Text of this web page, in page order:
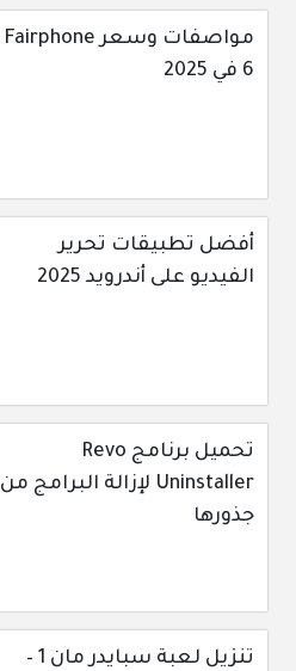
مواصفات وسعر Fairphone
6 في 2025
أفضل تطبيقات تحرير
الفيديو على أندرويد 2025
تحميل برنامج Revo
Uninstaller لإزالة البرامج من
جذورها
تنزيل لعبة سبايدر مان 1 –